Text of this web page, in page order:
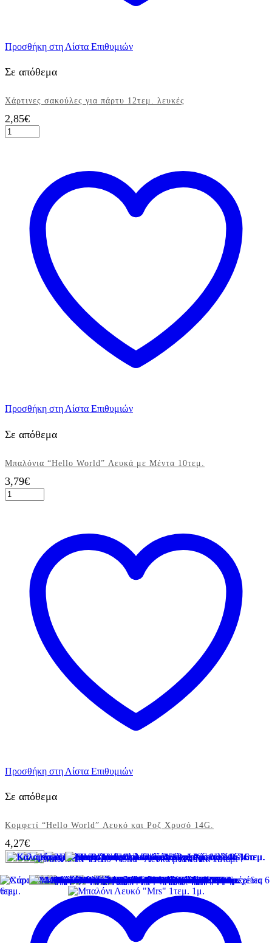
Προσθήκη στη Λίστα Επιθυμιών
Σε απόθεμα
Χάρτινες σακούλες για πάρτυ 12τεμ. λευκές
2,85€
Χάρτινες
σακούλες
ποσότητα
Προσθήκη στη Λίστα Επιθυμιών
Σε απόθεμα
Μπαλόνια “Hello World” Λευκά με Μέντα 10τεμ.
3,79€
Μπαλόνια
"Hello
ποσότητα
Προσθήκη στη Λίστα Επιθυμιών
Σε απόθεμα
Κομφετί “Hello World” Λευκό και Ροζ Χρυσό 14G.
4,27€
Κομφετί
"Hello
World"
Λευκό
και